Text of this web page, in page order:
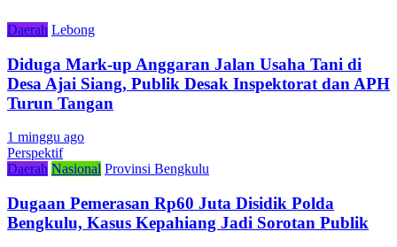
Daerah Lebong
Diduga Mark-up Anggaran Jalan Usaha Tani di
Desa Ajai Siang, Publik Desak Inspektorat dan APH
Turun Tangan
1 minggu ago
Perspektif
Daerah Nasional Provinsi Bengkulu
Dugaan Pemerasan Rp60 Juta Disidik Polda
Bengkulu, Kasus Kepahiang Jadi Sorotan Publik